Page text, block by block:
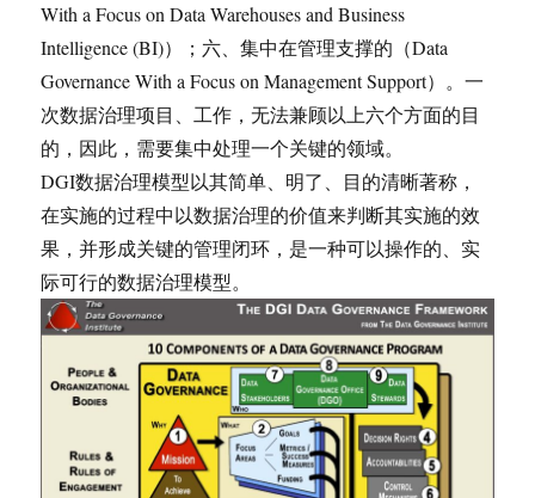
With a Focus on Data Warehouses and Business
Intelligence (BI)）；六、集中在管理支撑的（Data
Governance With a Focus on Management Support）。一
次数据治理项目、工作，无法兼顾以上六个方面的目
的，因此，需要集中处理一个关键的领域。
DGI数据治理模型以其简单、明了、目的清晰著称，
在实施的过程中以数据治理的价值来判断其实施的效
果，并形成关键的管理闭环，是一种可以操作的、实
际可行的数据治理模型。